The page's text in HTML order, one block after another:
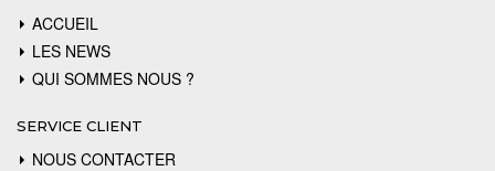
ACCUEIL
LES NEWS
QUI SOMMES NOUS ?
SERVICE CLIENT
NOUS CONTACTER